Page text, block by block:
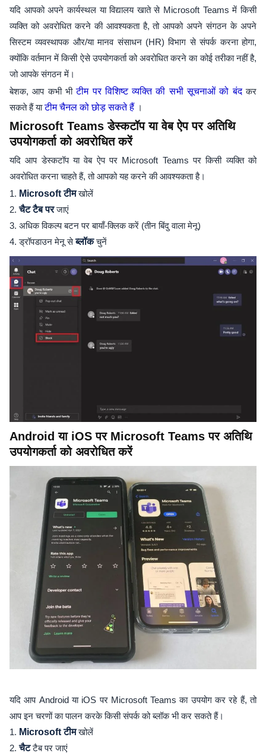
यदि आपको अपने कार्यस्थल या विद्यालय खाते से Microsoft Teams में किसी
व्यक्ति को अवरोधित करने की आवश्यकता है, तो आपको अपने संगठन के अपने
सिस्टम व्यवस्थापक और/या मानव संसाधन (HR) विभाग से संपर्क करना होगा,
क्योंकि वर्तमान में किसी ऐसे उपयोगकर्ता को अवरोधित करने का कोई तरीका नहीं है,
जो आपके संगठन में।
बेशक, आप कभी भीटीम पर विशिष्ट व्यक्ति की सभी सूचनाओं को बंदकर
सकते हैं याटीम चैनल को छोड़ सकते हैं ।
Microsoft Teams डेस्कटॉप या वेब ऐप पर अतिथि
उपयोगकर्ता को अवरोधित करें
यदि आप डेस्कटॉप या वेब ऐप पर Microsoft Teams पर किसी व्यक्ति को
अवरोधित करना चाहते हैं, तो आपको यह करने की आवश्यकता है।
1. Microsoft टीमखोलें
2.चैट टैब परजाएं
3. अधिक विकल्प बटन पर बायाँ-क्लिक करें (तीन बिंदु वाला मेनू)
4. ड्रॉपडाउन मेनू सेब्लॉकचुनें
Android या iOS पर Microsoft Teams पर अतिथि
उपयोगकर्ता को अवरोधित करें
यदि आप Android या iOS पर Microsoft Teams का उपयोग कर रहे हैं, तो
आप इन चरणों का पालन करके किसी संपर्क को ब्लॉक भी कर सकते हैं।
1. Microsoft टीमखोलें
2.चैटटैब पर जाएं